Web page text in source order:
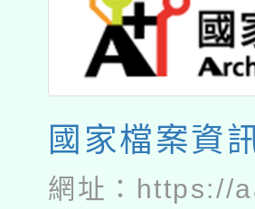
國家檔案資
網址： https://